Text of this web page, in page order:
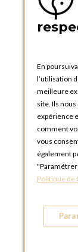
6 rue
En
l’utilisation
meilleure
site. Ils
expérience
comment
vous
également
"Paramétrer
Politique de